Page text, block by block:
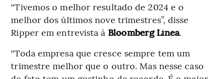
“Tivemos o melhor resultado de 2024 e o
melhor dos últimos nove trimestres”, disse
Ripper em entrevista à Bloomberg Línea.
“Toda empresa que cresce sempre tem um
trimestre melhor que o outro. Mas nesse caso